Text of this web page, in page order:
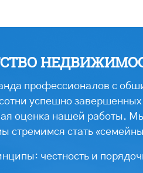
профессионалов с
успешно
оценка нашей работы.
стремимся стать
честность и